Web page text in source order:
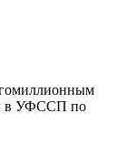
в УФССП по